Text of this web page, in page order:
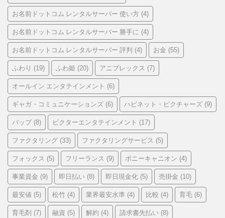
お名前ドットコム レンタルサーバー 使い方 (4)
お名前ドットコム レンタルサーバー 勝手に (4)
お名前ドットコム レンタルサーバー 評判 (4) お金 (55)
ふわり (19) ふわ姫 (20) アニプレックス (7)
オールイン エンタテインメント (6)
ギャガ・コミュニケーションズ (6) ハピネット・ピクチャーズ (9)
バップ(8) ビクターエンタテインメント (17)
ファクタリング (33) ファクタリングサービス (5)
フォックス (5) フリーランス (9) ポニーキャニオン (4)
事業資金 (9) 即日払い (8) 即日現金化 (5) 売掛金 (10)
最安値 (5) 松竹 (4) 業界最安水準 (4) 比較 (4) 育毛 (6)
育毛剤 (7) 融資 (5) 解約 (4) 請求書先払い (8)